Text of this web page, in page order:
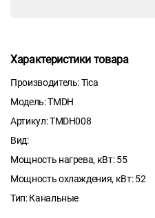
Характеристики товара
Производитель: Tica
Модель: TMDH
Артикул: TMDH008
Вид:
Мощность нагрева, кВт: 55
Мощность охлаждения, кВт: 52
Тип: Канальные